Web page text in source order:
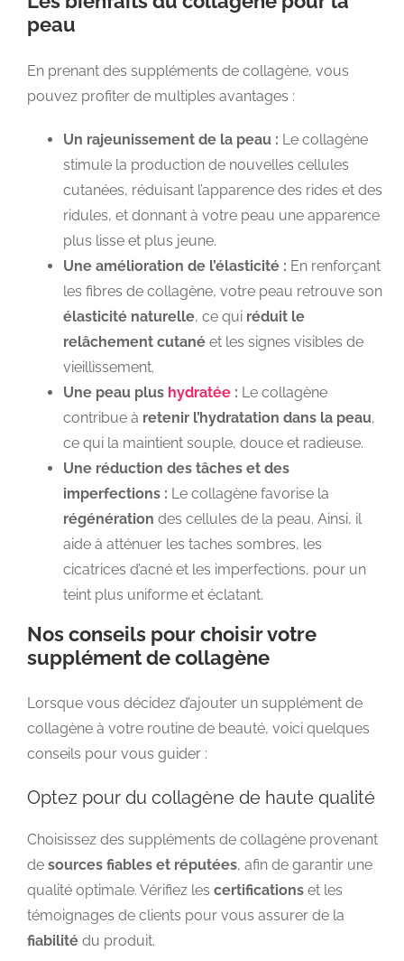
peau
En prenant des suppléments de collagène, vous
pouvez profiter de multiples avantages :
Un rajeunissement de la peau : Le collagène
stimule la production de nouvelles cellules
cutanées, réduisant l’apparence des rides et des
ridules, et donnant à votre peau une apparence
plus lisse et plus jeune.
Une amélioration de l’élasticité : En renforçant
les fibres de collagène, votre peau retrouve son
élasticité naturelle, ce qui réduit le
relâchement cutané et les signes visibles de
vieillissement.
Une peau plus hydratée : Le collagène
contribue à retenir l’hydratation dans la peau,
ce qui la maintient souple, douce et radieuse.
Une réduction des tâches et des
imperfections : Le collagène favorise la
régénération des cellules de la peau. Ainsi, il
aide à atténuer les taches sombres, les
cicatrices d’acné et les imperfections, pour un
teint plus uniforme et éclatant.
Nos conseils pour choisir votre
supplément de collagène
Lorsque vous décidez d’ajouter un supplément de
collagène à votre routine de beauté, voici quelques
conseils pour vous guider :
Optez pour du collagène de haute qualité
Choisissez des suppléments de collagène provenant
de sources fiables et réputées, afin de garantir une
qualité optimale. Vérifiez les certifications et les
témoignages de clients pour vous assurer de la
fiabilité du produit.